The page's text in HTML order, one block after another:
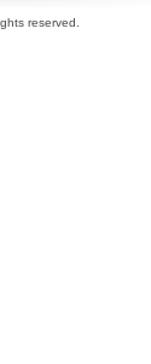
reserved.